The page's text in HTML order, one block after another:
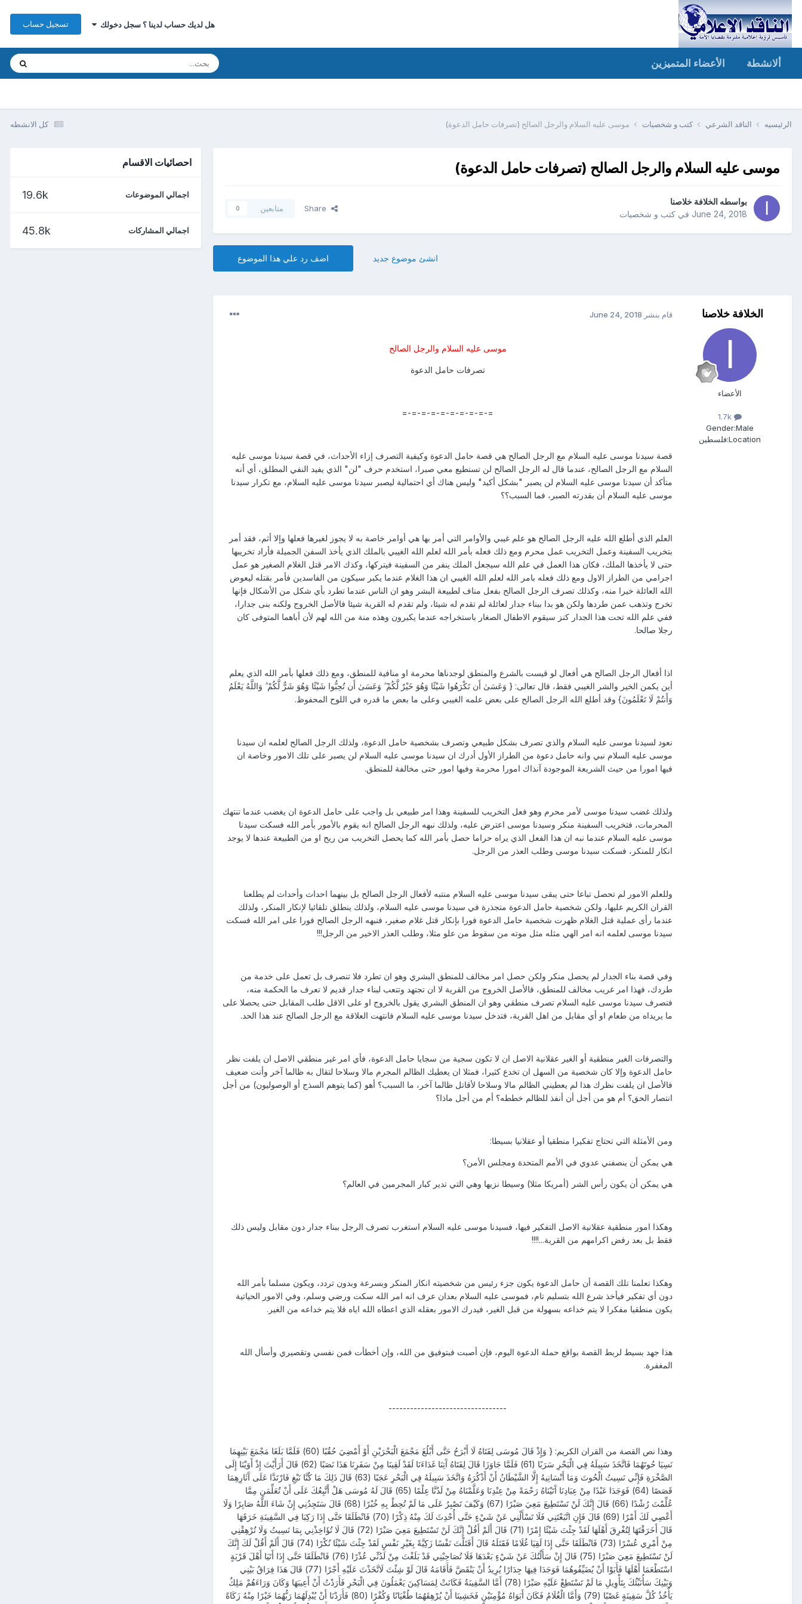
هل لديك حساب لدينا ؟ سجل دخولك تسجيل حساب
ألانشطة الأعضاء المتميزين
كل الانشطه الرئيسيه الناقد الشرعي كتب و شخصيات موسى عليه السلام والرجل الصالح (تصرفات حامل الدعوة)
موسى عليه السلام والرجل الصالح (تصرفات حامل الدعوة)
بواسطه الخلافة خلاصنا
June 24, 2018 في كتب و شخصيات
متابعين 0
اضف رد علي هذا الموضوع انشئ موضوع جديد
الخلافة خلاصنا
الأعضاء
Gender:Male
Location:فلسطين
قام بنشر June 24, 2018
موسى عليه السلام والرجل الصالح
تصرفات حامل الدعوة
=-=-=-=-=-=-=-=-=-=
قصة سيدنا موسى عليه السلام مع الرجل الصالح هي قصة حامل الدعوة وكيفية التصرف إزاء الأحداث، في قصة سيدنا موسى عليه
السلام مع الرجل الصالح، عندما قال له الرجل الصالح لن تستطيع معي صبرا، استخدم حرف "لن" الذي يفيد النفي المطلق، أي أنه
متأكد أن سيدنا موسى عليه السلام لن يصبر "بشكل أكيد" وليس هناك أي احتمالية ليصبر سيدنا موسى عليه السلام، مع تكرار سيدنا
موسى عليه السلام أن بقدرته الصبر، فما السبب؟؟
العلم الذي أطلع الله عليه الرجل الصالح هو علم غيبي والأوامر التي أمر بها هي أوامر خاصة به لا يجوز لغيرها فعلها وإلا أثم، فقد أمر
بتخريب السفينة وعمل التخريب عمل محرم ومع ذلك فعله بأمر الله لعلم الله الغيبي بالملك الذي يأخذ السفن الجميلة فأراد تخريبها
حتى لا يأخذها الملك، فكان هذا العمل في علم الله سيجعل الملك ينفر من السفينة فيتركها، وكذك الامر قتل الغلام الصغير هو عمل
اجرامي من الطراز الاول ومع ذلك فعله بامر الله لعلم الله الغيبي ان هذا الغلام عندما يكبر سيكون من الفاسدين فأمر بقتله ليعوض
الله العائلة خيرا منه، وكذلك تصرف الرجل الصالح بفعل مناف لطبيعة البشر وهو ان الناس عندما تطرد بأي شكل من الأشكال فإنها
تخرج وتذهب عمن طردها ولكن هو بدا ببناء جدار لعائلة لم تقدم له شيئا، ولم تقدم له القرية شيئا فالأصل الخروج ولكنه بنى جدارا،
ففي علم الله تحت هذا الجدار كنز سيقوم الاطفال الصغار باستخراجه عندما يكبرون وهذه منة من الله لهم لأن أباهما المتوفى كان
رجلا صالحا.
اذا أفعال الرجل الصالح هي أفعال لو قيست بالشرع والمنطق لوجدناها محرمة او منافية للمنطق، ومع ذلك فعلها بأمر الله الذي يعلم
أين يكمن الخير والشر الغيبي فقط، قال تعالى: { وَعَسَىٰ أَن تَكْرَهُوا شَيْئًا وَهُوَ خَيْرٌ لَّكُمْ ۖ وَعَسَىٰ أَن تُحِبُّوا شَيْئًا وَهُوَ شَرٌّ لَّكُمْ ۗ وَاللَّهُ يَعْلَمُ
وَأَنتُمْ لَا تَعْلَمُونَ} وقد أطلع الله الرجل الصالح على بعض علمه الغيبي وعلى ما بعض ما قدره في اللوح المحفوظ.
نعود لسيدنا موسى عليه السلام والذي تصرف بشكل طبيعي وتصرف بشخصية حامل الدعوة، ولذلك الرجل الصالح لعلمه ان سيدنا
موسى عليه السلام نبي وانه حامل دعوة من الطراز الأول أدرك ان سيدنا موسى عليه السلام لن يصبر على تلك الامور وخاصة ان
فيها امورا من حيث الشريعة الموجودة آنذاك امورا محرمة وفيها امور حتى مخالفة للمنطق.
ولذلك غضب سيدنا موسى لأمر محرم وهو فعل التخريب للسفينة وهذا امر طبيعي بل واجب على حامل الدعوة ان يغضب عندما تنتهك
المحرمات، فتخريب السفينة منكر وسيدنا موسى اعترض عليه، ولذلك نبهه الرجل الصالح انه يقوم بالأمور بأمر الله فسكت سيدنا
موسى عليه السلام عندما نبه ان هذا الفعل الذي يراه حراما حصل بأمر الله كما يحصل التخريب من ريح او من الطبيعة عندها لا يوجد
انكار للمنكر، فسكت سيدنا موسى وطلب العذر من الرجل.
وللعلم الامور لم تحصل تباعا حتى يبقى سيدنا موسى عليه السلام منتبه لأفعال الرجل الصالح بل بينهما احداث وأحداث لم يطلعنا
القران الكريم عليها، ولكن شخصية حامل الدعوة متجذرة في سيدنا موسى عليه السلام، ولذلك ينطلق تلقائيا لإنكار المنكر، ولذلك
عندما رأى عملية قتل الغلام ظهرت شخصية حامل الدعوة فورا بإنكار قتل غلام صغير، فنبهه الرجل الصالح فورا على امر الله فسكت
سيدنا موسى لعلمه انه امر الهي مثله مثل موته من سقوط من علو مثلا، وطلب العذر الاخير من الرجل!!!
وفي قصة بناء الجدار لم يحصل منكر ولكن حصل امر مخالف للمنطق البشري وهو ان تطرد فلا تنصرف بل تعمل على خدمة من
طردك، فهذا امر غريب مخالف للمنطق، فالأصل الخروج من القرية لا ان تجتهد وتتعب لبناء جدار قديم لا تعرف ما الحكمة منه،
فتصرف سيدنا موسى عليه السلام تصرف منطقي وهو ان المنطق البشري يقول بالخروج او على الاقل طلب المقابل حتى يحصلا على
ما يريداه من طعام او أي مقابل من اهل القرية، فتدخل سيدنا موسى عليه السلام فانتهت العلاقة مع الرجل الصالح عند هذا الحد.
والتصرفات الغير منطقية أو الغير عقلانية الاصل ان لا تكون سجية من سجايا حامل الدعوة، فأي امر غير منطقي الاصل ان يلفت نظر
حامل الدعوة وإلا كان شخصية من السهل ان تخدع كثيرا، فمثلا ان يعطيك الظالم المجرم مالا وسلاحا لتقال به ظالما آخر وأنت ضعيف
فالأصل ان يلفت نظرك هذا لم يعطيني الظالم مالا وسلاحا لأقاتل ظالما آخر، ما السبب؟ أهو (كما يتوهم السذج أو الوصوليون) من أجل
انتصار الحق؟ أم هو من أجل أن أنفذ للظالم خططه؟ أم من أجل ماذا؟
ومن الأمثلة التي تحتاج تفكيرا منطقيا أو عقلانيا بسيطا:
هي يمكن أن ينصفني عدوي في الأمم المتحدة ومجلس الأمن؟
هي يمكن أن يكون رأس الشر (أمريكا مثلا) وسيطا نزيها وهي التي تدير كبار المجرمين في العالم؟
وهكذا امور منطقية عقلانية الاصل التفكير فيها، فسيدنا موسى عليه السلام استغرب تصرف الرجل ببناء جدار دون مقابل وليس ذلك
فقط بل بعد رفض اكرامهم من القرية...!!!!
وهكذا تعلمنا تلك القصة أن حامل الدعوة يكون جزء رئيس من شخصيته انكار المنكر وبسرعة وبدون تردد، ويكون مسلما بأمر الله
دون أي تفكير فيأخذ شرع الله بتسليم تام، فموسى عليه السلام بعدان عرف انه امر الله سكت ورضي وسلم، وفي الامور الحياتية
يكون منطقيا مفكرا لا يتم خداعه بسهولة من قبل الغير، فيدرك الامور بعقله الذي اعطاه الله اياه فلا يتم خداعه من الغير.
هذا جهد بسيط لربط القصة بواقع حملة الدعوة اليوم، فإن أصبت فبتوفيق من الله، وإن أخطأت فمن نفسي وتقصيري وأسأل الله
المغفرة.
---------------------------------
وهذا نص القصة من القران الكريم: { وَإِذْ قَالَ مُوسَى لِفَتَاهُ لَا أَبْرَحُ حَتَّى أَبْلُغَ مَجْمَعَ الْبَحْرَيْنِ أَوْ أَمْضِيَ حُقُبًا (60) فَلَمَّا بَلَغَا مَجْمَعَ بَيْنِهِمَا
نَسِيَا حُوتَهُمَا فَاتَّخَذَ سَبِيلَهُ فِي الْبَحْرِ سَرَبًا (61) فَلَمَّا جَاوَزَا قَالَ لِفَتَاهُ آَتِنَا غَدَاءَنَا لَقَدْ لَقِينَا مِنْ سَفَرِنَا هَذَا نَصَبًا (62) قَالَ أَرَأَيْتَ إِذْ أَوَيْنَا إِلَى
الصَّخْرَةِ فَإِنِّي نَسِيتُ الْحُوتَ وَمَا أَنْسَانِيهُ إِلَّا الشَّيْطَانُ أَنْ أَذْكُرَهُ وَاتَّخَذَ سَبِيلَهُ فِي الْبَحْرِ عَجَبًا (63) قَالَ ذَلِكَ مَا كُنَّا نَبْغِ فَارْتَدَّا عَلَى آَثَارِهِمَا
قَصَصًا (64) فَوَجَدَا عَبْدًا مِنْ عِبَادِنَا آَتَيْنَاهُ رَحْمَةً مِنْ عِنْدِنَا وَعَلَّمْنَاهُ مِنْ لَدُنَّا عِلْمًا (65) قَالَ لَهُ مُوسَى هَلْ أَتَّبِعُكَ عَلَى أَنْ تُعَلِّمَنِ مِمَّا
عُلِّمْتَ رُشْدًا (66) قَالَ إِنَّكَ لَنْ تَسْتَطِيعَ مَعِيَ صَبْرًا (67) وَكَيْفَ تَصْبِرُ عَلَى مَا لَمْ تُحِطْ بِهِ خُبْرًا (68) قَالَ سَتَجِدُنِي إِنْ شَاءَ اللَّهُ صَابِرًا وَلَا
أَعْصِي لَكَ أَمْرًا (69) قَالَ فَإِنِ اتَّبَعْتَنِي فَلَا تَسْأَلْنِي عَنْ شَيْءٍ حَتَّى أُحْدِثَ لَكَ مِنْهُ ذِكْرًا (70) فَانْطَلَقَا حَتَّى إِذَا رَكِبَا فِي السَّفِينَةِ خَرَقَهَا
قَالَ أَخَرَقْتَهَا لِتُغْرِقَ أَهْلَهَا لَقَدْ جِئْتَ شَيْئًا إِمْرًا (71) قَالَ أَلَمْ أَقُلْ إِنَّكَ لَنْ تَسْتَطِيعَ مَعِيَ صَبْرًا (72) قَالَ لَا تُؤَاخِذْنِي بِمَا نَسِيتُ وَلَا تُرْهِقْنِي
مِنْ أَمْرِي عُسْرًا (73) فَانْطَلَقَا حَتَّى إِذَا لَقِيَا غُلَامًا فَقَتَلَهُ قَالَ أَقَتَلْتَ نَفْسًا زَكِيَّةً بِغَيْرِ نَفْسٍ لَقَدْ جِئْتَ شَيْئًا نُكْرًا (74) قَالَ أَلَمْ أَقُلْ لَكَ إِنَّكَ
لَنْ تَسْتَطِيعَ مَعِيَ صَبْرًا (75) قَالَ إِنْ سَأَلْتُكَ عَنْ شَيْءٍ بَعْدَهَا فَلَا تُصَاحِبْنِي قَدْ بَلَغْتَ مِنْ لَدُنِّي عُذْرًا (76) فَانْطَلَقَا حَتَّى إِذَا أَتَيَا أَهْلَ قَرْيَةٍ
اسْتَطْعَمَا أَهْلَهَا فَأَبَوْا أَنْ يُضَيِّفُوهُمَا فَوَجَدَا فِيهَا جِدَارًا يُرِيدُ أَنْ يَنْقَضَّ فَأَقَامَهُ قَالَ لَوْ شِئْتَ لَاتَّخَذْتَ عَلَيْهِ أَجْرًا (77) قَالَ هَذَا فِرَاقُ بَيْنِي
وَبَيْنِكَ سَأُنَبِّئُكَ بِتَأْوِيلِ مَا لَمْ تَسْتَطِعْ عَلَيْهِ صَبْرًا (78) أَمَّا السَّفِينَةُ فَكَانَتْ لِمَسَاكِينَ يَعْمَلُونَ فِي الْبَحْرِ فَأَرَدْتُ أَنْ أَعِيبَهَا وَكَانَ وَرَاءَهُمْ مَلِكٌ
يَأْخُذُ كُلَّ سَفِينَةٍ غَصْبًا (79) وَأَمَّا الْغُلَامُ فَكَانَ أَبَوَاهُ مُؤْمِنَيْنِ فَخَشِينَا أَنْ يُرْهِقَهُمَا طُغْيَانًا وَكُفْرًا (80) فَأَرَدْنَا أَنْ يُبْدِلَهُمَا رَبُّهُمَا خَيْرًا مِنْهُ زَكَاةً
احصائيات الاقسام
اجمالي الموضوعات 19.6k
اجمالي المشاركات 45.8k